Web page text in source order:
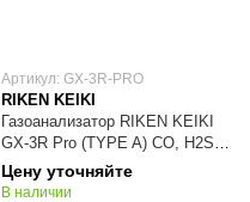
Артикул: GX-3R-PRO
RIKEN KEIKI
Газоанализатор RIKEN KEIKI
GX-3R Pro (TYPE A) CO, H2S,
SO2, O2, определение
угарного газа, сероводорода,
Цену уточняйте
В наличии